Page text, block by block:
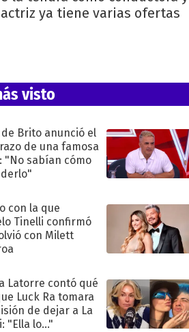
ya tiene varias ofertas
visto
de Brito anunció el
de una famosa
"No sabían cómo
con la que
Tinelli confirmó
con Milett
Latorre contó qué
Luck Ra tomara
de dejar a La
"Ella lo..."